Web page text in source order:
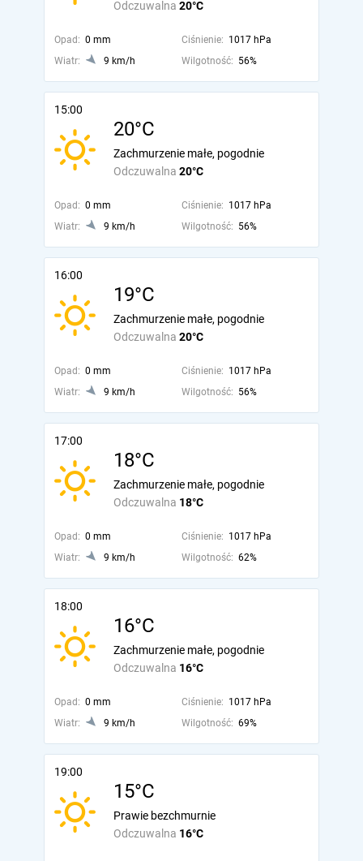
Odczuwalna 20°C
Opad: 0 mm Ciśnienie: 1017 hPa
Wiatr:
9 km/h Wilgotność: 56%
15:00
20°C
Odczuwalna 20°C
Zachmurzenie małe, pogodnie
Opad: 0 mm Ciśnienie: 1017 hPa
Wiatr:
9 km/h Wilgotność: 56%
16:00
19°C
Odczuwalna 20°C
Zachmurzenie małe, pogodnie
Opad: 0 mm Ciśnienie: 1017 hPa
Wiatr:
9 km/h Wilgotność: 56%
17:00
18°C
Odczuwalna 18°C
Zachmurzenie małe, pogodnie
Opad: 0 mm Ciśnienie: 1017 hPa
Wiatr:
9 km/h Wilgotność: 62%
18:00
16°C
Odczuwalna 16°C
Zachmurzenie małe, pogodnie
Opad: 0 mm Ciśnienie: 1017 hPa
Wiatr:
9 km/h Wilgotność: 69%
19:00
15°C
Odczuwalna 16°C
Prawie bezchmurnie